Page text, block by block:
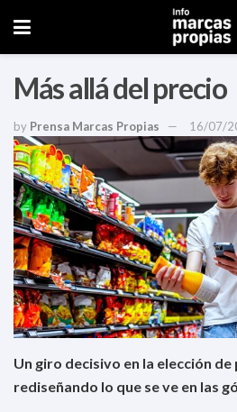
Más allá del precio
by Prensa Marcas Propias 16/07/
Un giro decisivo en la elección
rediseñando lo que se ve en las